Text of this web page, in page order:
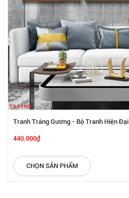
Tranh Tráng Gương - Bộ Tranh Hiện Đại
440.000₫
CHỌN SẢN PHẨM